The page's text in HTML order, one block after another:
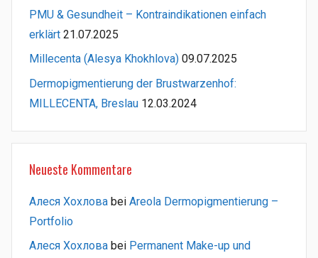
PMU & Gesundheit – Kontraindikationen einfach
erklärt 21.07.2025
Millecenta (Alesya Khokhlova) 09.07.2025
Dermopigmentierung der Brustwarzenhof:
MILLECENTA, Breslau 12.03.2024
Neueste Kommentare
Алеся Хохлова bei Areola Dermopigmentierung –
Portfolio
Алеся Хохлова bei Permanent Make-up und